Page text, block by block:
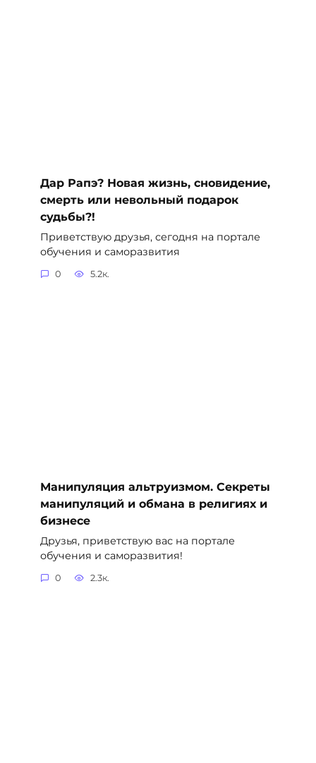
Дар Рапэ? Новая жизнь, сновидение,
смерть или невольный подарок
судьбы?!
Приветствую друзья, сегодня на портале
обучения и саморазвития
0 5.2к.
Манипуляция альтруизмом. Секреты
манипуляций и обмана в религиях и
бизнесе
Друзья, приветствую вас на портале
обучения и саморазвития!
0 2.3к.